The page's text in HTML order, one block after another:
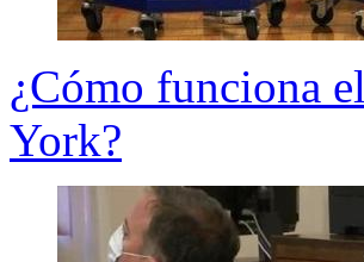
¿Cómo funciona
York?